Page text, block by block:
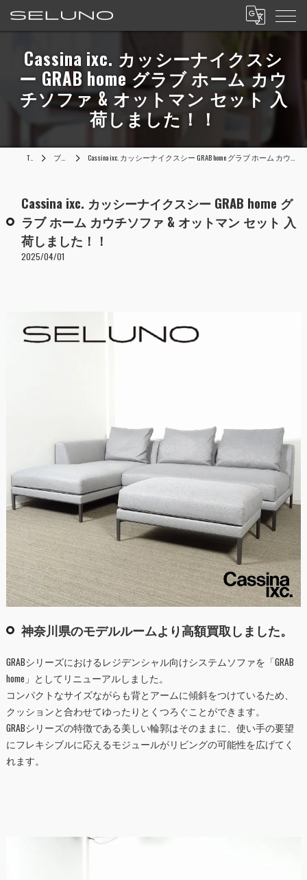
Cassina ixc. カッシーナイクスシ
ー GRAB home グラブ ホーム カウ
チソファ & オットマン セット 入
荷しました！！
TOP ブログ Cassina ixc. カッシーナイクスシー GRAB home グラブ ホーム カウチソファ & オットマン セット 入荷しました！！
Cassina ixc. カッシーナイクスシー GRAB home グ
ラブ ホーム カウチソファ & オットマン セット 入
荷しました！！
2025/04/01
神奈川県のモデルルームより高額買取しました。
GRABシリーズにおけるレジデンシャル向けシステムソファを「GRAB
home」としてリニューアルしました。
コンパクトなサイズながらも背とアームに傾斜をつけているため、
クッションと合わせてゆったりとくつろぐことができます。
GRABシリーズの特徴である美しい輪郭はそのままに、使い手の要望
にフレキシブルに応えるモジュールがリビングの可能性を広げてく
れます。